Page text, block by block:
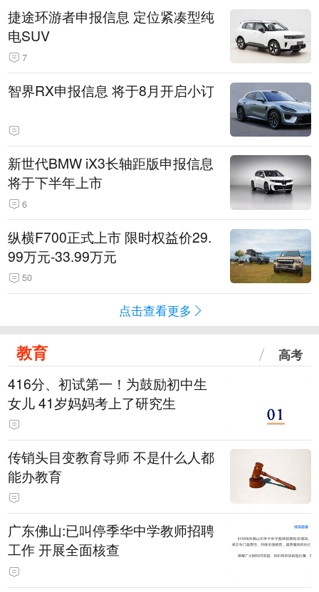
捷途环游者申报信息 定位紧凑型纯
电SUV
7
智界RX申报信息 将于8月开启小订
新世代BMW iX3长轴距版申报信息
将于下半年上市
6
纵横F700正式上市 限时权益价29.
99万元-33.99万元
50
点击查看更多
教育 高考
416分、初试第一！为鼓励初中生
女儿 41岁妈妈考上了研究生
传销头目变教育导师 不是什么人都
能办教育
广东佛山:已叫停季华中学教师招聘
工作 开展全面核查